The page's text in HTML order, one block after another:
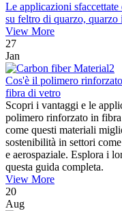
Le applicazioni
su feltro di quarzo,
View More
27
Jan
Cos'è il polimero
fibra di vetro
Scopri i vantaggi e le
polimero rinforzato in
come questi materiali
sostenibilità in settori
e aerospaziale. Esplora i
questa guida completa.
View More
20
Aug